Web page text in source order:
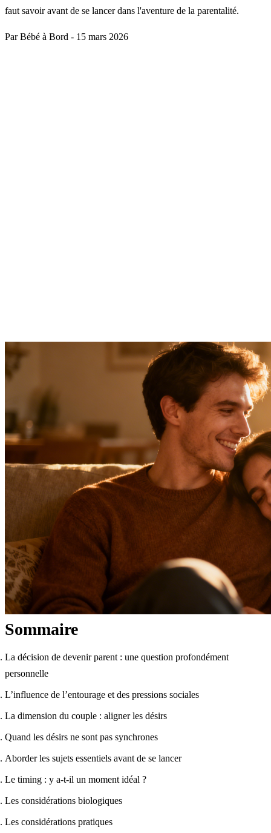
faut savoir avant de se lancer dans l'aventure de la parentalité.
Par Bébé à Bord - 15 mars 2026
Sommaire
La décision de devenir parent : une question profondément
personnelle
L’influence de l’entourage et des pressions sociales
La dimension du couple : aligner les désirs
Quand les désirs ne sont pas synchrones
Aborder les sujets essentiels avant de se lancer
Le timing : y a-t-il un moment idéal ?
Les considérations biologiques
Les considérations pratiques